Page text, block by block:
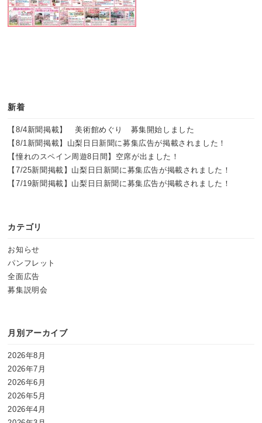
新着
【8/4新聞掲載】 美術館めぐり 募集開始しました
【8/1新聞掲載】山梨日日新聞に募集広告が掲載されました！
【憧れのスペイン周遊8日間】空席が出ました！
【7/25新聞掲載】山梨日日新聞に募集広告が掲載されました！
【7/19新聞掲載】山梨日日新聞に募集広告が掲載されました！
カテゴリ
お知らせ
パンフレット
全面広告
募集説明会
月別アーカイブ
2026年8月
2026年7月
2026年6月
2026年5月
2026年4月